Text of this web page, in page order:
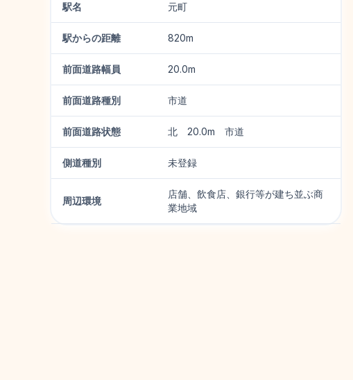
駅名 元町
駅からの距離 820m
前面道路幅員 20.0m
前面道路種別 市道
前面道路状態 北 20.0m 市道
側道種別 未登録
周辺環境
店舗、飲食店、銀行等が建ち並ぶ商
業地域